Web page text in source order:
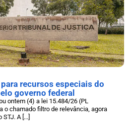
recursos especiais do
governo federal
ontem (4) a lei 15.484/26 (PL
o chamado filtro de relevância, agora
A [...]